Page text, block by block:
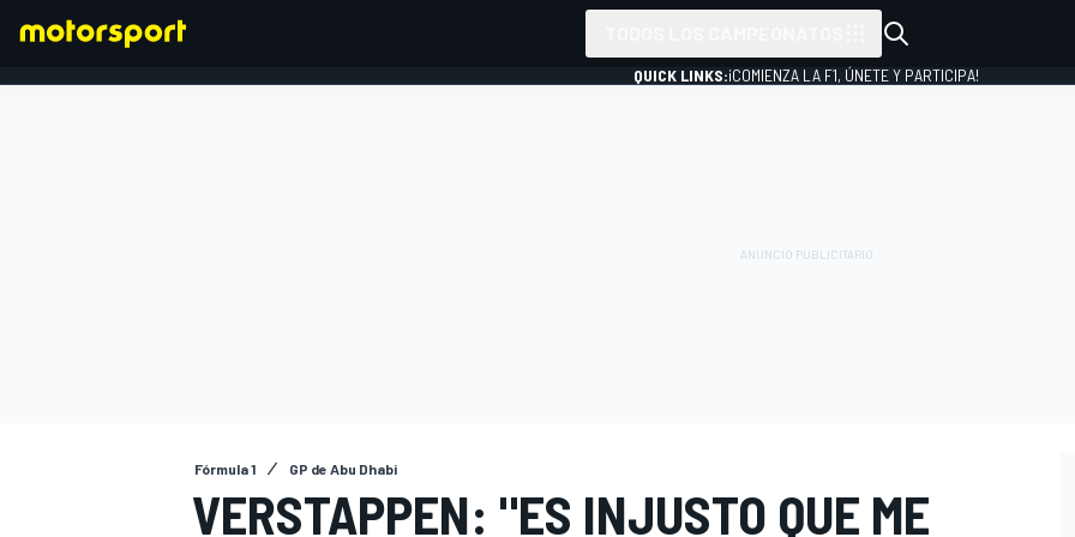
QUICK LINKS:¡COMIENZA LA F1, ÚNETE Y PARTICIPA!
Fórmula 1 GP de Abu Dhabi
VERSTAPPEN: "ES INJUSTO QUE ME